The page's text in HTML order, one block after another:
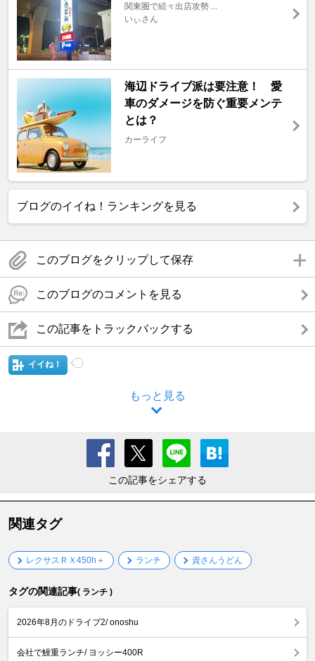
関東圏で続々出店攻勢 ...
いぃさん
海辺ドライブ派は要注意！ 愛
車のダメージを防ぐ重要メンテ
とは？
カーライフ
ブログのイイね！ランキングを見る
このブログをクリップして保存
このブログのコメントを見る
この記事をトラックバックする
イイね！
もっと見る
この記事をシェアする
関連タグ
レクサスＲＸ450h＋ ランチ 資さんうどん
タグの関連記事( ランチ )
2026年8月のドライブ2/ onoshu
会社で鰻重ランチ/ ヨッシー400R